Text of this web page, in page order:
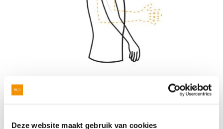
Deze website maakt gebruik van cookies
Onderzoek en